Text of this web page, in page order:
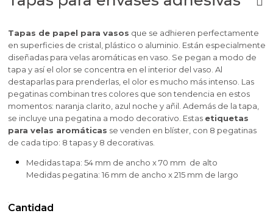
Tapas de papel para vasos que se adhieren perfectamente
en superficies de cristal, plástico o aluminio. Están especialmente
diseñadas para velas aromáticas en vaso. Se pegan a modo de
tapa y así el olor se concentra en el interior del vaso. Al
destaparlas para prenderlas, el olor es mucho más intenso. Las
pegatinas combinan tres colores que son tendencia en estos
momentos: naranja clarito, azul noche y añil. Además de la tapa,
se incluye una pegatina a modo decorativo. Estas etiquetas
para velas aromáticas se venden en blíster, con 8 pegatinas
de cada tipo: 8 tapas y 8 decorativas.
Medidas tapa: 54 mm de ancho x 70 mm de alto
Medidas pegatina: 16 mm de ancho x 215 mm de largo
Cantidad